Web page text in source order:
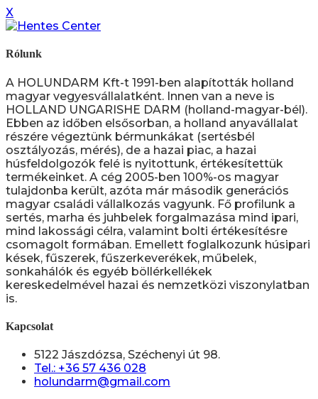
X
Rólunk
A HOLUNDARM Kft-t 1991-ben alapították holland
magyar vegyesvállalatként. Innen van a neve is
HOLLAND UNGARISHE DARM (holland-magyar-bél).
Ebben az időben elsősorban, a holland anyavállalat
részére végeztünk bérmunkákat (sertésbél
osztályozás, mérés), de a hazai piac, a hazai
húsfeldolgozók felé is nyitottunk, értékesítettük
termékeinket. A cég 2005-ben 100%-os magyar
tulajdonba került, azóta már második generációs
magyar családi vállalkozás vagyunk. Fő profilunk a
sertés, marha és juhbelek forgalmazása mind ipari,
mind lakossági célra, valamint bolti értékesítésre
csomagolt formában. Emellett foglalkozunk húsipari
kések, fűszerek, fűszerkeverékek, műbelek,
sonkahálók és egyéb böllérkellékek
kereskedelmével hazai és nemzetközi viszonylatban
is.
Kapcsolat
5122 Jászdózsa, Széchenyi út 98.
Tel.: +36 57 436 028
holundarm@gmail.com